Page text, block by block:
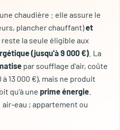
chaudière : elle assure le
plancher chauffant)et
reste la seule éligible aux
(jusqu'à 9 000 €) . La
par soufflage d'air, coûte
13 000 €), mais ne produit
qu'à une prime énergie
eau ; appartement ou